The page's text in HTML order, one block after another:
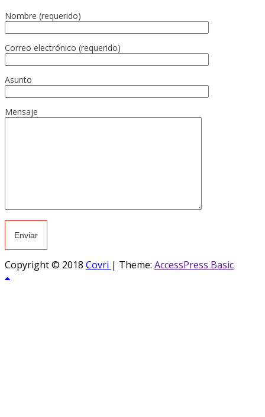
Nombre (requerido)
Correo electrónico (requerido)
Asunto
Mensaje
Copyright © 2018 Covri | Theme: AccessPress Basic